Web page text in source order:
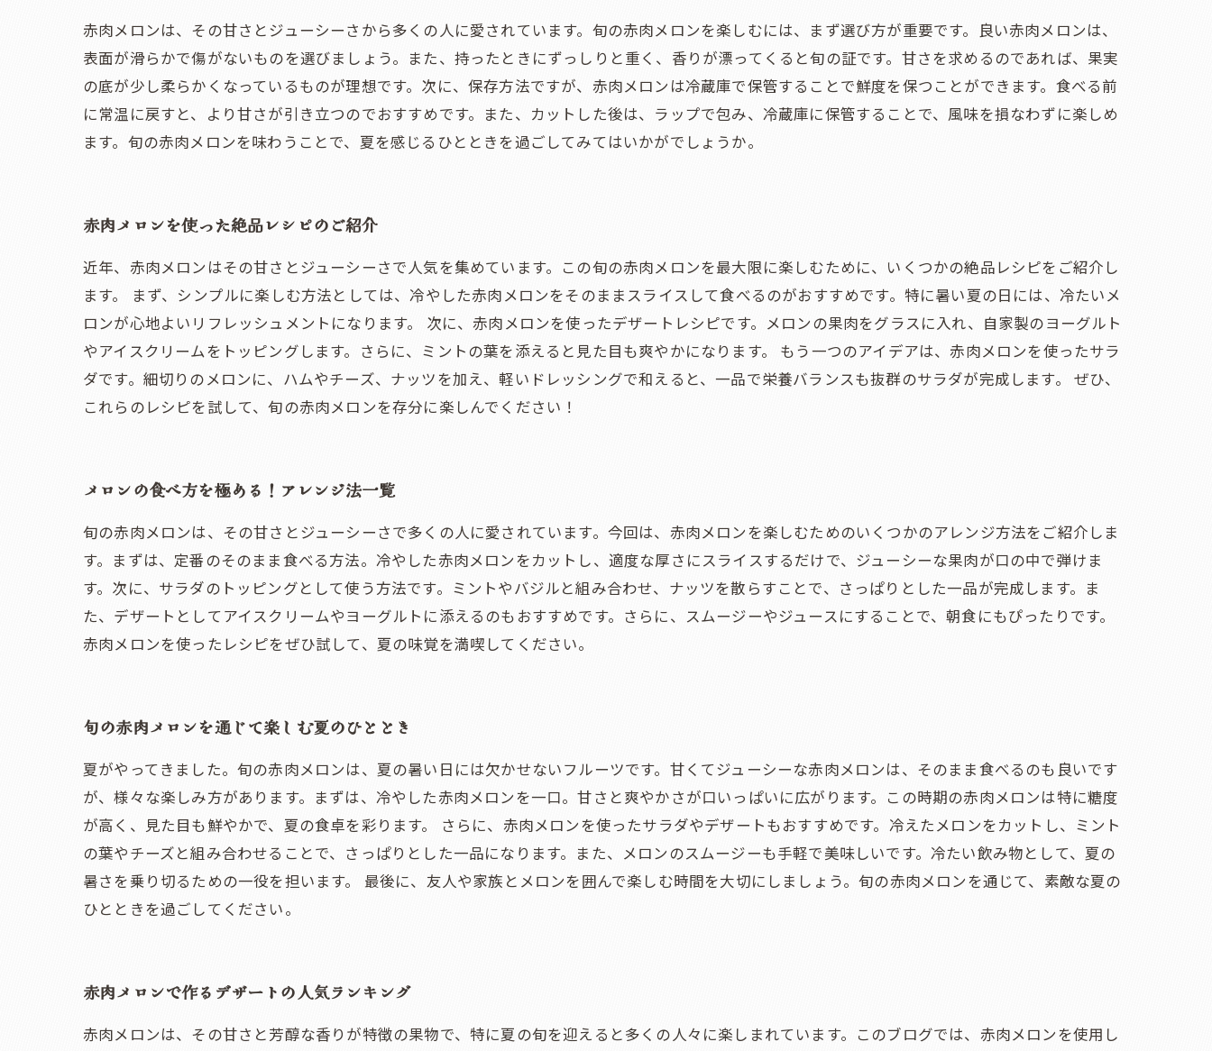
赤肉メロンは、その甘さとジューシーさから多くの人に愛されています。旬の赤肉メロンを楽しむには、まず選び方が重要です。良い赤肉メロンは、
表面が滑らかで傷がないものを選びましょう。また、持ったときにずっしりと重く、香りが漂ってくると旬の証です。甘さを求めるのであれば、果実
の底が少し柔らかくなっているものが理想です。次に、保存方法ですが、赤肉メロンは冷蔵庫で保管することで鮮度を保つことができます。食べる前
に常温に戻すと、より甘さが引き立つのでおすすめです。また、カットした後は、ラップで包み、冷蔵庫に保管することで、風味を損なわずに楽しめ
ます。旬の赤肉メロンを味わうことで、夏を感じるひとときを過ごしてみてはいかがでしょうか。
赤肉メロンを使った絶品レシピのご紹介
近年、赤肉メロンはその甘さとジューシーさで人気を集めています。この旬の赤肉メロンを最大限に楽しむために、いくつかの絶品レシピをご紹介し
ます。 まず、シンプルに楽しむ方法としては、冷やした赤肉メロンをそのままスライスして食べるのがおすすめです。特に暑い夏の日には、冷たいメ
ロンが心地よいリフレッシュメントになります。 次に、赤肉メロンを使ったデザートレシピです。メロンの果肉をグラスに入れ、自家製のヨーグルト
やアイスクリームをトッピングします。さらに、ミントの葉を添えると見た目も爽やかになります。 もう一つのアイデアは、赤肉メロンを使ったサラ
ダです。細切りのメロンに、ハムやチーズ、ナッツを加え、軽いドレッシングで和えると、一品で栄養バランスも抜群のサラダが完成します。 ぜひ、
これらのレシピを試して、旬の赤肉メロンを存分に楽しんでください！
メロンの食べ方を極める！アレンジ法一覧
旬の赤肉メロンは、その甘さとジューシーさで多くの人に愛されています。今回は、赤肉メロンを楽しむためのいくつかのアレンジ方法をご紹介しま
す。まずは、定番のそのまま食べる方法。冷やした赤肉メロンをカットし、適度な厚さにスライスするだけで、ジューシーな果肉が口の中で弾けま
す。次に、サラダのトッピングとして使う方法です。ミントやバジルと組み合わせ、ナッツを散らすことで、さっぱりとした一品が完成します。ま
た、デザートとしてアイスクリームやヨーグルトに添えるのもおすすめです。さらに、スムージーやジュースにすることで、朝食にもぴったりです。
赤肉メロンを使ったレシピをぜひ試して、夏の味覚を満喫してください。
旬の赤肉メロンを通じて楽しむ夏のひととき
夏がやってきました。旬の赤肉メロンは、夏の暑い日には欠かせないフルーツです。甘くてジューシーな赤肉メロンは、そのまま食べるのも良いです
が、様々な楽しみ方があります。まずは、冷やした赤肉メロンを一口。甘さと爽やかさが口いっぱいに広がります。この時期の赤肉メロンは特に糖度
が高く、見た目も鮮やかで、夏の食卓を彩ります。 さらに、赤肉メロンを使ったサラダやデザートもおすすめです。冷えたメロンをカットし、ミント
の葉やチーズと組み合わせることで、さっぱりとした一品になります。また、メロンのスムージーも手軽で美味しいです。冷たい飲み物として、夏の
暑さを乗り切るための一役を担います。 最後に、友人や家族とメロンを囲んで楽しむ時間を大切にしましょう。旬の赤肉メロンを通じて、素敵な夏の
ひとときを過ごしてください。
赤肉メロンで作るデザートの人気ランキング
赤肉メロンは、その甘さと芳醇な香りが特徴の果物で、特に夏の旬を迎えると多くの人々に楽しまれています。このブログでは、赤肉メロンを使用し